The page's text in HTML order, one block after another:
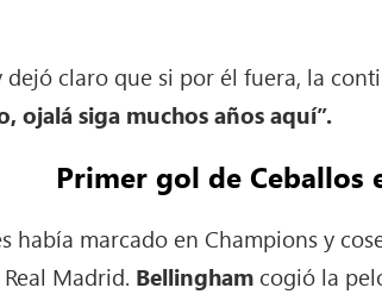
dejó claro que si por él fuera, la
ojalá siga muchos años aquí”.
Primer gol de Ceballos
había marcado en Champions y
Madrid. Bellingham cogió la